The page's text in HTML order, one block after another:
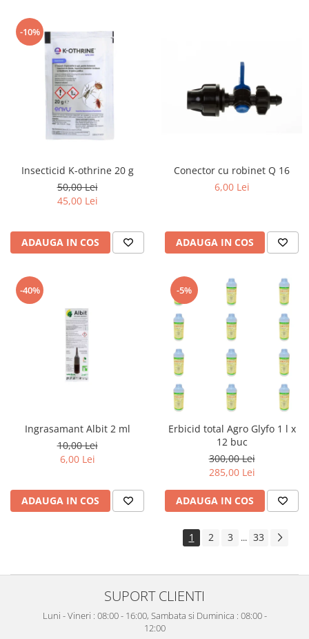
-10%
Insecticid K-othrine 20 g
50,00 Lei
45,00 Lei
ADAUGA IN COS
Conector cu robinet Q 16
6,00 Lei
ADAUGA IN COS
-40%
Ingrasamant Albit 2 ml
10,00 Lei
6,00 Lei
ADAUGA IN COS
-5%
Erbicid total Agro Glyfo 1 l x
12 buc
300,00 Lei
285,00 Lei
ADAUGA IN COS
1 2 3 ... 33
SUPORT CLIENTI
Luni - Vineri : 08:00 - 16:00, Sambata si Duminica : 08:00 -
12:00